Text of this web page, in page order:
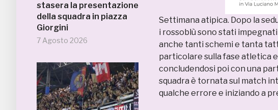
stasera la presentazione
della squadra in piazza
Giorgini
7 Agosto 2026
Settimana atipica. Dopo la
i rossoblù sono stati impegnati
anche tanti schemi e tanta
particolare sulla fase atletica
concludendosi poi con una
squadra è tornata sul match
qualche errore e iniziando a